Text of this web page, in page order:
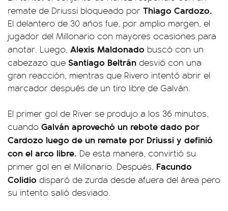
remate de Driussi bloqueado por Thiago Cardozo.
El delantero de 30 años fue, por amplio margen, el
jugador del Millonario con mayores ocasiones para
anotar. Luego, Alexis Maldonado buscó con un
cabezazo que Santiago Beltrán desvió con una
gran reacción, mientras que Rivero intentó abrir el
marcador después de un tiro libre de Galván.
El primer gol de River se produjo a los 36 minutos,
cuando Galván aprovechó un rebote dado por
Cardozo luego de un remate por Driussi y definió
con el arco libre. De esta manera, convirtió su
primer gol en el Millonario. Después, Facundo
Colidio disparó de zurda desde afuera del área pero
su intento salió desviado.